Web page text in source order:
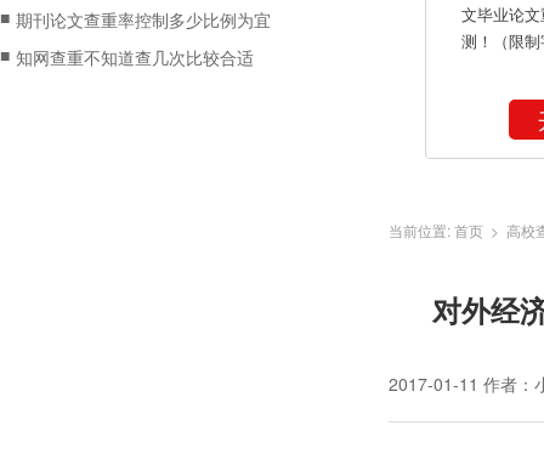
■ 期刊论文查重率控制多少比例为宜
■ 知网查重不知道查几次比较合适
文毕业论
测！（限
当前位置:首页 > 高校
对外经
2017-01-11 作者：